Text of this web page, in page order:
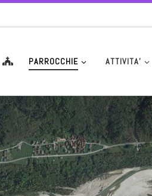
PARROCCHIE ATTIVITA’